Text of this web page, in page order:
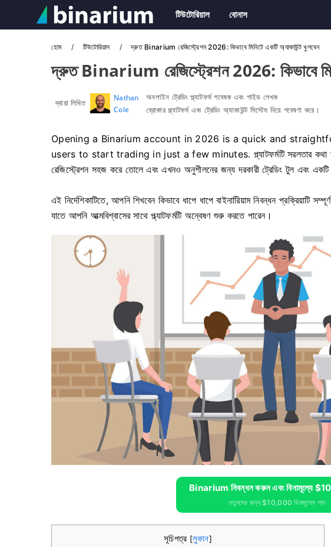
টিউটোরিয়াল বোনাস
হোম টিউটোরিয়াল দ্রুত Binarium রেজিস্ট্রেশন 2026: কিভাবে মিনিটে একটি অ্যাকাউন্ট খুলবেন
দ্রুত Binarium রেজিস্ট্রেশন 2026: কিভাবে
দ্বারা লিখিত
Nathan
Cole
অনলাইন ট্রেডিং প্ল্যাটফর্ম গবেষক এবং গাইড লেখক
ব্রোকার প্ল্যাটফর্ম এবং ট্রেডিং অ্যাকাউন্ট সিস্টেম নিয়ে গবেষণা করে।
Opening a Binarium account in 2026 is a quick and
users to start trading in just a few minutes. প্ল্যাটফর্মটি সরলতার কথা
রেজিস্ট্রেশন সহজ করে তোলে এবং এখনও অনুশীলনের জন্য দরকারী ট্রেডিং টুল এবং একটি
এই নির্দেশিকাটিতে, আপনি শিখবেন কিভাবে ধাপে ধাপে বাইনারিিয়াম নিবন্ধন
যাতে আপনি আত্মবিশ্বাসের সাথে প্ল্যাটফর্মটি অন্বেষণ শুরু করতে পারেন।
Binarium নিবন্ধন করুন এবং বিনামূল্যে
নতুনদের জন্য $10,000 বিনামূল্যে পান
সূচিপত্র [লুকান]